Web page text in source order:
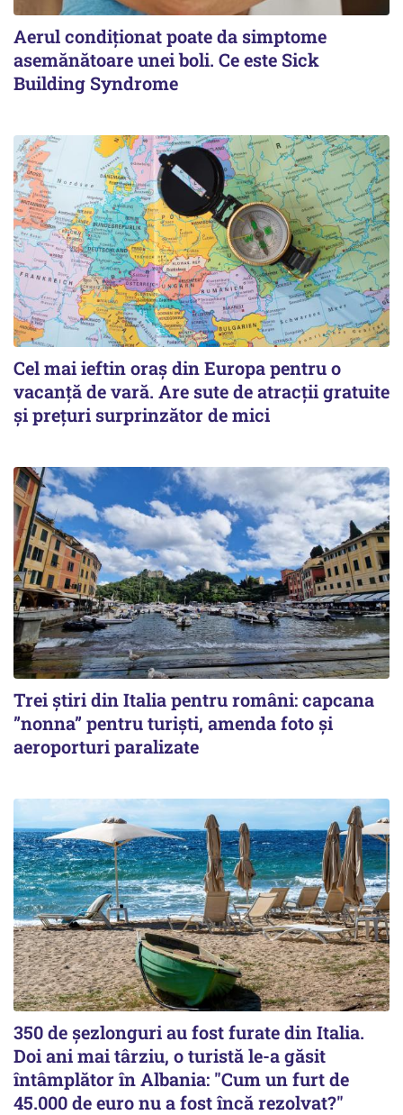
Aerul condiționat poate da simptome
asemănătoare unei boli. Ce este Sick
Building Syndrome
Cel mai ieftin oraș din Europa pentru o
vacanță de vară. Are sute de atracții gratuite
și prețuri surprinzător de mici
Trei știri din Italia pentru români: capcana
”nonna” pentru turiști, amenda foto și
aeroporturi paralizate
350 de șezlonguri au fost furate din Italia.
Doi ani mai târziu, o turistă le-a găsit
întâmplător în Albania: "Cum un furt de
45.000 de euro nu a fost încă rezolvat?"